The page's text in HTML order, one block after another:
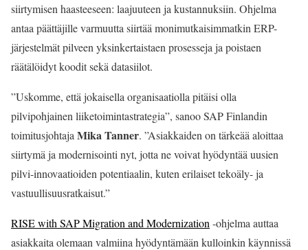
siirtymisen haasteeseen: laajuuteen ja kustannuksiin. Ohjelma
antaa päättäjille varmuutta siirtää monimutkaisimmatkin ERP-
järjestelmät pilveen yksinkertaistaen prosesseja ja poistaen
räätälöidyt koodit sekä datasiilot.
”Uskomme, että jokaisella organisaatiolla pitäisi olla
pilvipohjainen liiketoimintastrategia”, sanoo SAP Finlandin
toimitusjohtaja Mika Tanner. ”Asiakkaiden on tärkeää aloittaa
siirtymä ja modernisointi nyt, jotta ne voivat hyödyntää uusien
pilvi-innovaatioiden potentiaalin, kuten erilaiset tekoäly- ja
vastuullisuusratkaisut.”
RISE with SAP Migration and Modernization -ohjelma auttaa
asiakkaita olemaan valmiina hyödyntämään kulloinkin käynnissä